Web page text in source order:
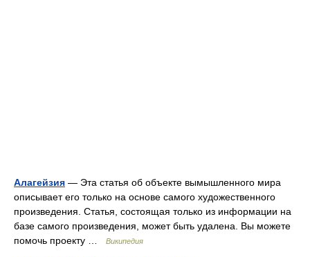
Алагейзия — Эта статья об объекте вымышленного мира
описывает его только на основе самого художественного
произведения. Статья, состоящая только из информации на
базе самого произведения, может быть удалена. Вы можете
помочь проекту …
Википедия